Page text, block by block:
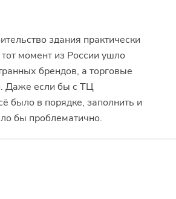
здания практически
момент из России ушло
брендов, а торговые
Даже если бы с ТЦ
было в порядке, заполнить и
бы проблематично.